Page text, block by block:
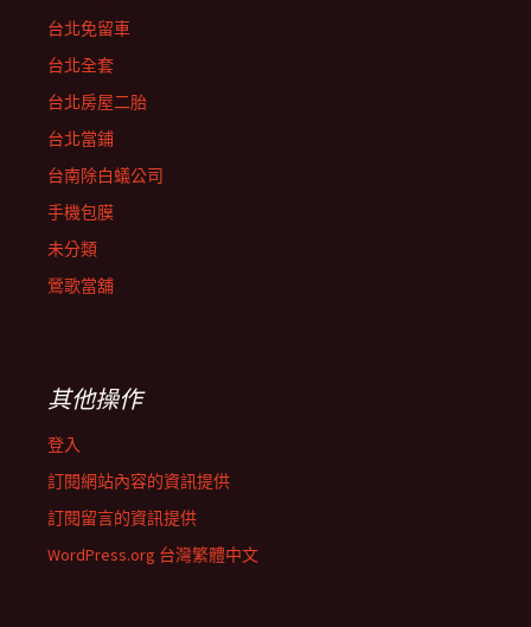
台北免留車
台北全套
台北房屋二胎
台北當鋪
台南除白蟻公司
手機包膜
未分類
鶯歌當舖
其他操作
登入
訂閱網站內容的資訊提供
訂閱留言的資訊提供
WordPress.org 台灣繁體中文